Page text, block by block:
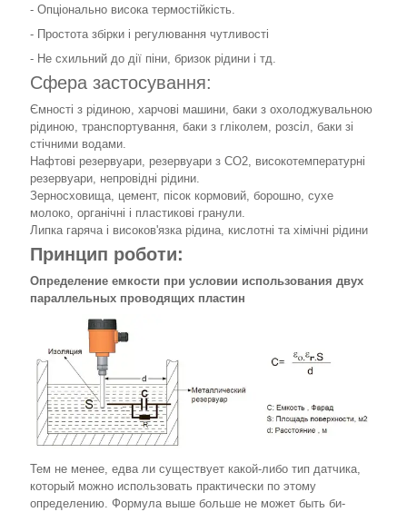
- Опціонально висока термостійкість.
- Простота збірки і регулювання чутливості
- Не схильний до дії піни, бризок рідини і тд.
Сфера застосування:
Ємності з рідиною, харчові машини, баки з охолоджувальною
рідиною, транспортування, баки з гліколем, розсіл, баки зі
стічними водами.
Нафтові резервуари, резервуари з СО2, високотемпературні
резервуари, непровідні рідини.
Зерносховища, цемент, пісок кормовий, борошно, сухе
молоко, органічні і пластикові гранули.
Липка гаряча і високов'язка рідина, кислотні та хімічні рідини
Принцип роботи:
Определение емкости при условии использования двух
параллельных проводящих пластин
Тем не менее, едва ли существует какой-либо тип датчика,
который можно использовать практически по этому
определению. Формула выше больше не может быть би-